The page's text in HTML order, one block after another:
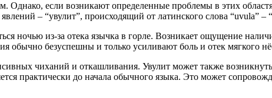
если возникают определенные проблемы в этих
– “увулит”, происходящий от латинского слова “uvula” –
ночью из-за отека язычка в горле. Возникает ощущение
обычно безуспешны и только усиливают боль и отек мягкого
чиханий и откашливания. Увулит может также
практически до начала обычного языка. Это может